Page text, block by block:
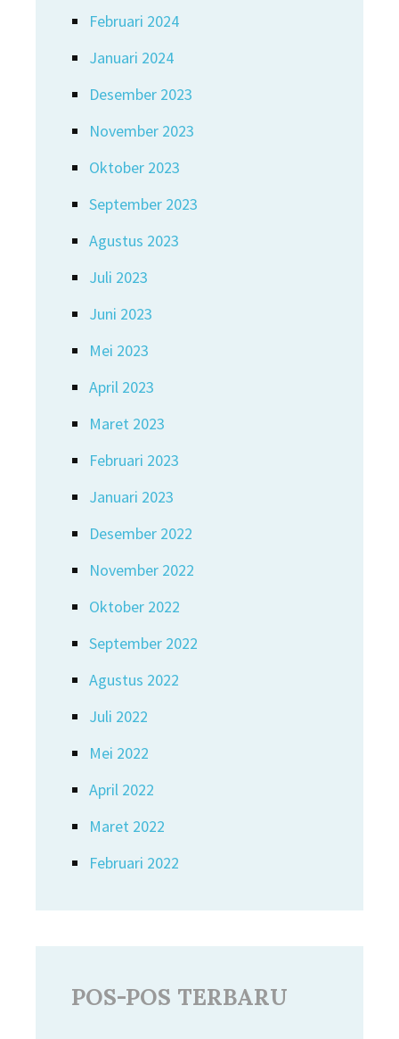
Februari 2024
Januari 2024
Desember 2023
November 2023
Oktober 2023
September 2023
Agustus 2023
Juli 2023
Juni 2023
Mei 2023
April 2023
Maret 2023
Februari 2023
Januari 2023
Desember 2022
November 2022
Oktober 2022
September 2022
Agustus 2022
Juli 2022
Mei 2022
April 2022
Maret 2022
Februari 2022
POS-POS TERBARU